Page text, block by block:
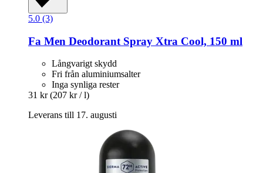
5.0 (3)
Fa Men Deodorant Spray Xtra Cool, 150 ml
Långvarigt skydd
Fri från aluminiumsalter
Inga synliga rester
31 kr (207 kr / l)
Leverans till 17. augusti